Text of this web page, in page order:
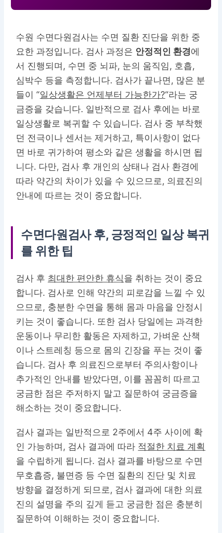
수원 수면다원검사는 수면 질환 진단을 위한 중
요한 과정입니다. 검사 과정은 안정적인 환경에
서 진행되며, 수면 중 뇌파, 눈의 움직임, 호흡,
심박수 등을 측정합니다. 검사가 끝나면, 많은 분
들이 “일상생활은 언제부터 가능한가?“라는 궁
금증을 갖습니다. 일반적으로 검사 후에는 바로
일상생활로 복귀할 수 있습니다. 검사 중 부착했
던 전극이나 센서는 제거하고, 특이사항이 없다
면 바로 귀가하여 평소와 같은 생활을 하시면 됩
니다. 다만, 검사 후 개인의 상태나 검사 환경에
따라 약간의 차이가 있을 수 있으므로, 의료진의
안내에 따르는 것이 중요합니다.
수면다원검사 후, 긍정적인 일상 복귀
를 위한 팁
검사 후 최대한 편안한 휴식을 취하는 것이 중요
합니다. 검사로 인해 약간의 피로감을 느낄 수 있
으므로, 충분한 수면을 통해 몸과 마음을 안정시
키는 것이 좋습니다. 또한 검사 당일에는 과격한
운동이나 무리한 활동은 자제하고, 가벼운 산책
이나 스트레칭 등으로 몸의 긴장을 푸는 것이 좋
습니다. 검사 후 의료진으로부터 주의사항이나
추가적인 안내를 받았다면, 이를 꼼꼼히 따르고
궁금한 점은 주저하지 말고 질문하여 궁금증을
해소하는 것이 중요합니다.
검사 결과는 일반적으로 2주에서 4주 사이에 확
인 가능하며, 검사 결과에 따라 적절한 치료 계획
을 수립하게 됩니다. 검사 결과를 바탕으로 수면
무호흡증, 불면증 등 수면 질환의 진단 및 치료
방향을 결정하게 되므로, 검사 결과에 대한 의료
진의 설명을 주의 깊게 듣고 궁금한 점은 충분히
질문하여 이해하는 것이 중요합니다.